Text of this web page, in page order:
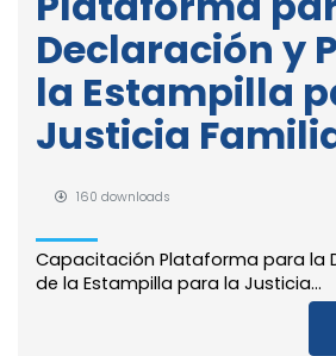
Declaración y
la Estampilla
Justicia
160 downloads
Capacitación Plataforma para la
de la Estampilla para la Justicia...